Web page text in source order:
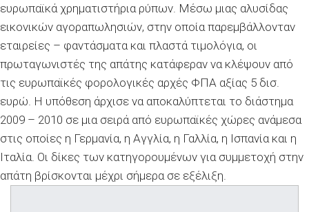
ευρωπαϊκά χρηματιστήρια ρύπων. Μέσω μιας αλυσίδας
εικονικών αγοραπωλησιών, στην οποία παρεμβάλλονταν
εταιρείες – φαντάσματα και πλαστά τιμολόγια, οι
πρωταγωνιστές της απάτης κατάφεραν να κλέψουν από
τις ευρωπαϊκές φορολογικές αρχές ΦΠΑ αξίας 5 δισ.
ευρώ. Η υπόθεση άρχισε να αποκαλύπτεται το διάστημα
2009 – 2010 σε μια σειρά από ευρωπαϊκές χώρες ανάμεσα
στις οποίες η Γερμανία, η Αγγλία, η Γαλλία, η Ισπανία και η
Ιταλία. Οι δίκες των κατηγορουμένων για συμμετοχή στην
απάτη βρίσκονται μέχρι σήμερα σε εξέλιξη.